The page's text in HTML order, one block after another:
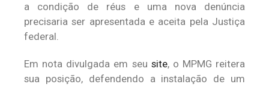
a condição de réus e uma nova denúncia
precisaria ser apresentada e aceita pela Justiça
federal.
Em nota divulgada em seu site, o MPMG reitera
sua posição, defendendo a instalação de um